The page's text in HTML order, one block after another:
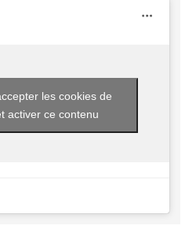
les cookies de
activer ce contenu